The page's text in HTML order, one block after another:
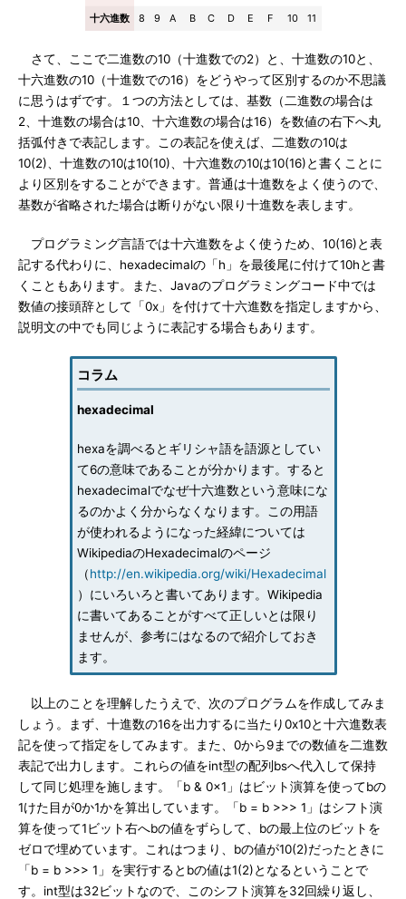
十六進数
8 9 A B C D E F 10 11
さて、ここで二進数の10（十進数での2）と、十進数の10と、
十六進数の10（十進数での16）をどうやって区別するのか不思議
に思うはずです。１つの方法としては、基数（二進数の場合は
2、十進数の場合は10、十六進数の場合は16）を数値の右下へ丸
括弧付きで表記します。この表記を使えば、二進数の10は
10(2)、十進数の10は10(10)、十六進数の10は10(16)と書くことに
より区別をすることができます。普通は十進数をよく使うので、
基数が省略された場合は断りがない限り十進数を表します。
プログラミング言語では十六進数をよく使うため、10(16)と表
記する代わりに、hexadecimalの「h」を最後尾に付けて10hと書
くこともあります。また、Javaのプログラミングコード中では
数値の接頭辞として「0x」を付けて十六進数を指定しますから、
説明文の中でも同じように表記する場合もあります。
コラム
hexadecimal
hexaを調べるとギリシャ語を語源としてい
て6の意味であることが分かります。すると
hexadecimalでなぜ十六進数という意味にな
るのかよく分からなくなります。この用語
が使われるようになった経緯については
WikipediaのHexadecimalのページ
（http://en.wikipedia.org/wiki/Hexadecimal
）にいろいろと書いてあります。Wikipedia
に書いてあることがすべて正しいとは限り
ませんが、参考にはなるので紹介しておき
ます。
以上のことを理解したうえで、次のプログラムを作成してみま
しょう。まず、十進数の16を出力するに当たり0x10と十六進数表
記を使って指定をしてみます。また、0から9までの数値を二進数
表記で出力します。これらの値をint型の配列bsへ代入して保持
して同じ処理を施します。「b & 0x1」はビット演算を使ってbの
1けた目が0か1かを算出しています。「b = b >>> 1」はシフト演
算を使って1ビット右へbの値をずらして、bの最上位のビットを
ゼロで埋めています。これはつまり、bの値が10(2)だったときに
「b = b >>> 1」を実行するとbの値は1(2)となるということで
す。int型は32ビットなので、このシフト演算を32回繰り返し、